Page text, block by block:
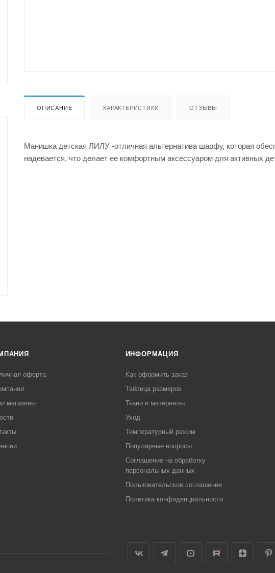
ОПИСАНИЕ ХАРАКТЕРИСТИКИ ОТЗЫВЫ
Манишка детская ЛИЛУ -отличная альтернатива шарфу, которая
надевается, что делает ее комфортным аксессуаром для активных
оферта
магазины
ИНФОРМАЦИЯ
Как оформить заказ
Таблица размеров
Ткани и материалы
Уход
Температурный режим
Популярные вопросы
Соглашение на обработку
персональных данных
Пользовательское соглашение
Политика конфиденциальности